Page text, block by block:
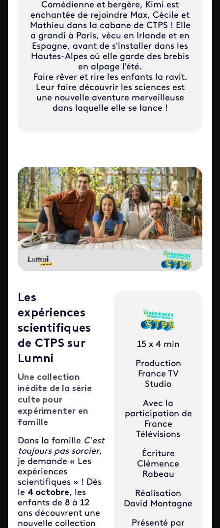
Comédienne et bergère, Kimi est
enchantée de rejoindre Max, Cécile et
Mathieu dans la cabane de CTPS ! Elle
a grandi à Paris, vécu en Irlande et en
Espagne, avant de s'installer dans les
Hautes-Alpes où elle garde des brebis
en alpage l'été.
Faire rêver et rire les enfants la ravit.
Leur faire découvrir les sciences est
une nouvelle aventure merveilleuse
dans laquelle elle se lance !
Les
expériences
scientifiques
de CTPS sur
Lumni
Une collection
inédite de la série
culte pour
expérimenter en
famille
Dans la famille C’est
toujours pas sorcier,
je demande « Les
expériences
scientifiques » ! Dès
le 4 octobre, les
enfants de 8 à 12
ans découvrent une
nouvelle collection
15 x 4 min
Production
France TV
Studio
Avec la
participation de
France
Télévisions
Écriture
Clémence
Rabeau
Réalisation
David Montagne
Présenté par